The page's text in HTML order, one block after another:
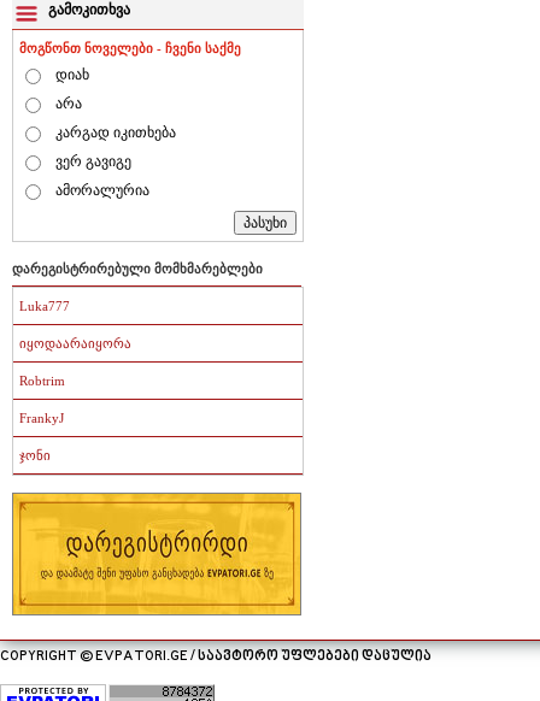
გამოკითხვა
მოგწონთ ნოველები - ჩვენი საქმე
დიახ
არა
კარგად იკითხება
ვერ გავიგე
ამორალურია
დარეგისტრირებული მომხმარებლები
Luka777
იყოდაარაიყორა
Robtrim
FrankyJ
ჯონი
COPYRIGHT © EVPATORI.GE / საავტორო უფლებები დაცულია